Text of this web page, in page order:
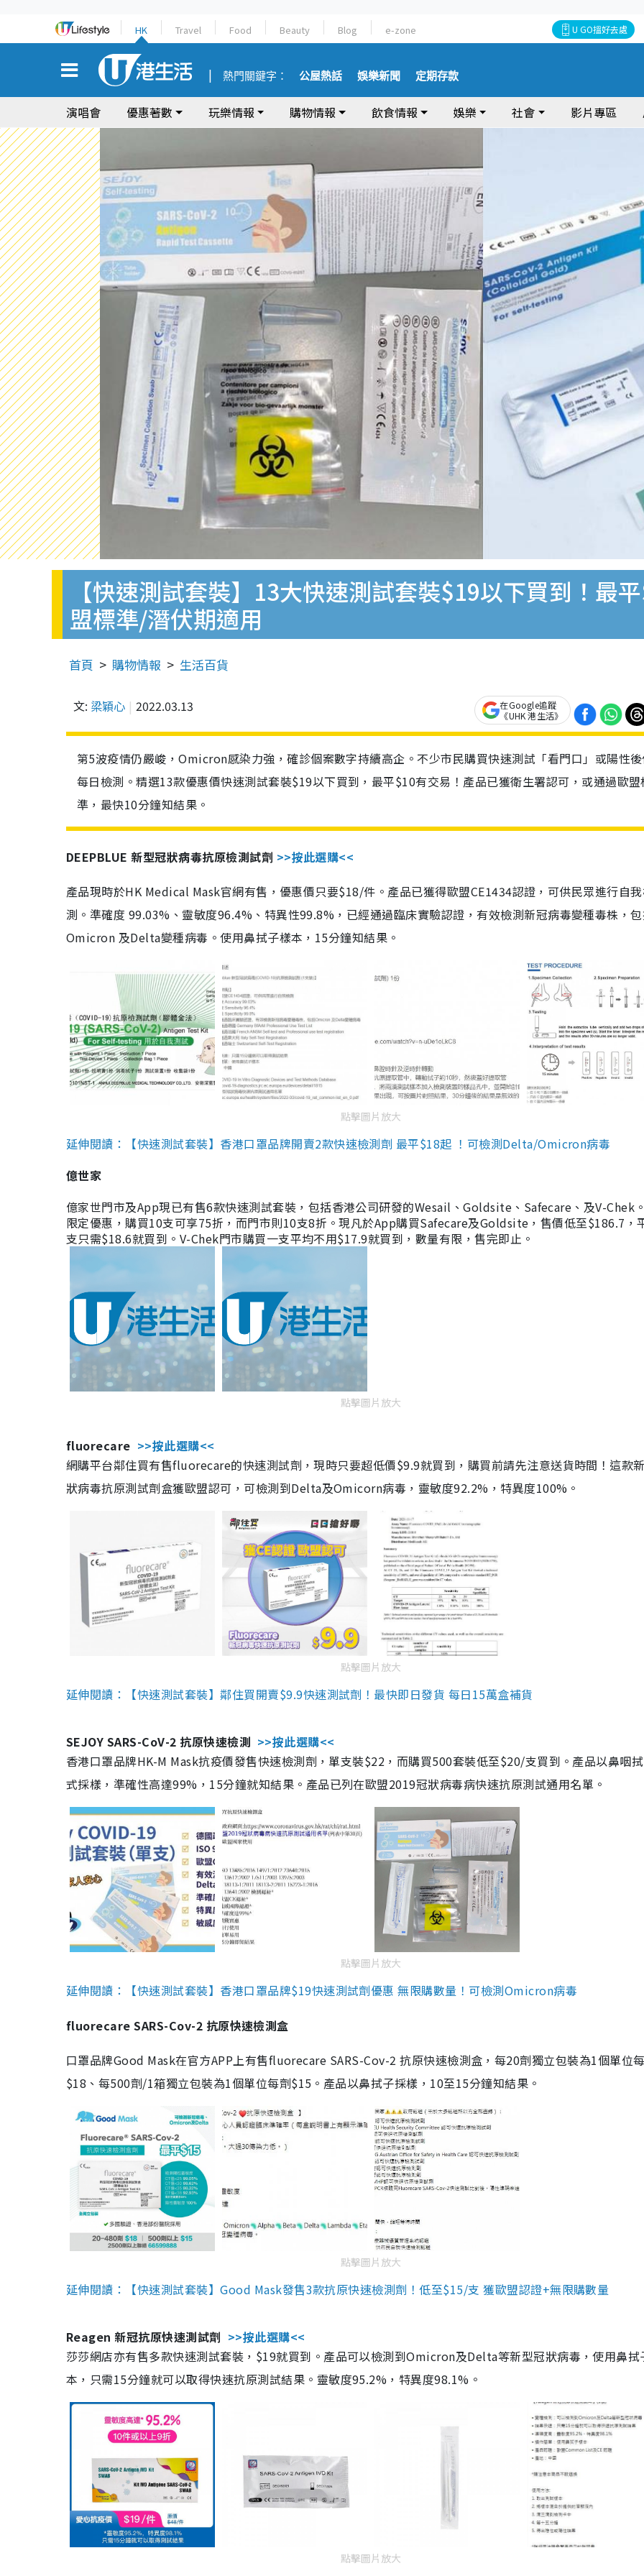
HK Travel Food Beauty Blog e-zone U GO搵好去處
熱門關鍵字： 公屋熱話 娛樂新聞 定期存款
演唱會 優惠著數 玩樂情報 購物情報 飲食情報 娛樂 社會 影片專區
【快速測試套裝】13大快速測試套裝$19以下買到！最
盟標準/潛伏期適用
首頁 購物情報 生活百貨
文: 梁穎心 2022.03.13
在Google追蹤
《UHK 港生活》
第5波疫情仍嚴峻，Omicron感染力強，確診個案數字持續高企。不少市民購買快速測試「看門口」或陽性
每日檢測。精選13款優惠價快速測試套裝$19以下買到，最平$10有交易！產品已獲衛生署認可，或通過歐盟
準，最快10分鐘知結果。
DEEPBLUE 新型冠狀病毒抗原檢測試劑 >>按此選購<<
產品現時於HK Medical Mask官網有售，優惠價只要$18/件。產品已獲得歐盟CE1434認證，可供民眾進行自
測。準確度 99.03%、靈敏度96.4%、特異性99.8%，已經通過臨床實驗認證，有效檢測新冠病毒變種毒株，
Omicron 及Delta變種病毒。使用鼻拭子樣本，15分鐘知結果。
點擊圖片放大
延伸閱讀：【快速測試套裝】香港口罩品牌開賣2款快速檢測劑 最平$18起 ！可檢測Delta/Omicron病毒
億世家
億家世門市及App現已有售6款快速測試套裝，包括香港公司研發的Wesail、Goldsite、Safecare、及V-Chek
限定優惠，購買10支可享75折，而門市則10支8折。現凡於App購買Safecare及Goldsite，售價低至$186.7，
支只需$18.6就買到。V-Chek門市購買一支平均不用$17.9就買到，數量有限，售完即止。
點擊圖片放大
fluorecare >>按此選購<<
網購平台鄰住買有售fluorecare的快速測試劑，現時只要超低價$9.9就買到，購買前請先注意送貨時間！這款
狀病毒抗原測試劑盒獲歐盟認可，可檢測到Delta及Omicorn病毒，靈敏度92.2%，特異度100%。
點擊圖片放大
延伸閱讀：【快速測試套裝】鄰住買開賣$9.9快速測試劑！最快即日發貨 每日15萬盒補貨
SEJOY SARS-CoV-2 抗原快速檢測 >>按此選購<<
香港口罩品牌HK-M Mask抗疫價發售快速檢測劑，單支裝$22，而購買500套裝低至$20/支買到。產品以鼻咽
式採樣，準確性高達99%，15分鐘就知結果。產品已列在歐盟2019冠狀病毒病快速抗原測試通用名單。
點擊圖片放大
延伸閱讀：【快速測試套裝】香港口罩品牌$19快速測試劑優惠 無限購數量！可檢測Omicron病毒
fluorecare SARS-Cov-2 抗原快速檢測盒
口罩品牌Good Mask在官方APP上有售fluorecare SARS-Cov-2 抗原快速檢測盒，每20劑獨立包裝為1個單位
$18、每500劑/1箱獨立包裝為1個單位每劑$15。產品以鼻拭子採樣，10至15分鐘知結果。
點擊圖片放大
延伸閱讀：【快速測試套裝】Good Mask發售3款抗原快速檢測劑！低至$15/支 獲歐盟認證+無限購數量
Reagen 新冠抗原快速測試劑 >>按此選購<<
莎莎網店亦有售多款快速測試套裝，$19就買到。產品可以檢測到Omicron及Delta等新型冠狀病毒，使用鼻拭
本，只需15分鐘就可以取得快速抗原測試結果。靈敏度95.2%，特異度98.1%。
點擊圖片放大